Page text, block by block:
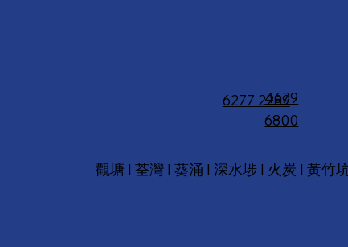
6277 2289
觀塘 I 荃灣 I 葵涌 I 深水埗 I 火炭 I 黃竹
4679
6800